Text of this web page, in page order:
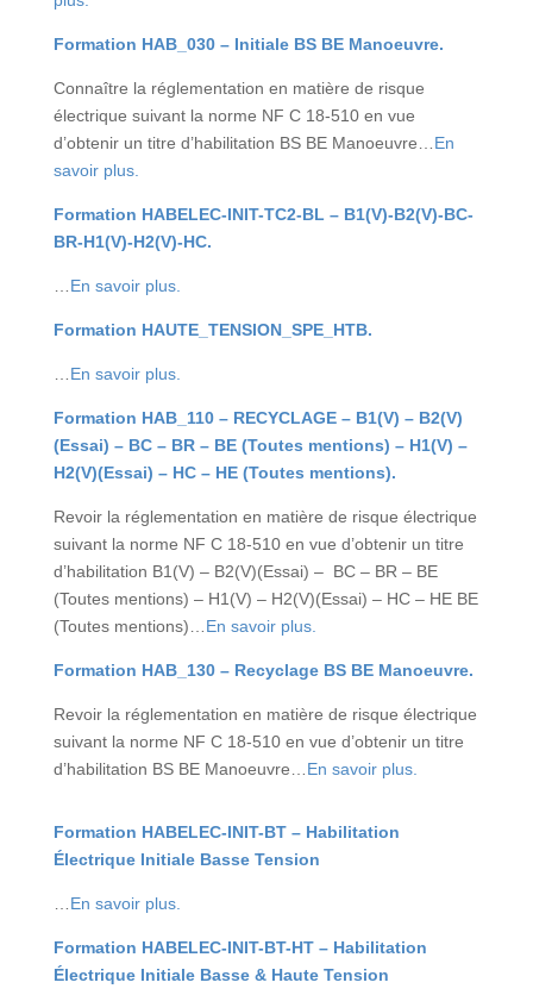
Formation HAB_030 – Initiale BS BE Manoeuvre.
Connaître la réglementation en matière de risque
électrique suivant la norme NF C 18-510 en vue
d’obtenir un titre d’habilitation BS BE Manoeuvre… En
savoir plus.
Formation HABELEC-INIT-TC2-BL – B1(V)-B2(V)-BC-
BR-H1(V)-H2(V)-HC.
En savoir plus.
Formation HAUTE_TENSION_SPE_HTB.
En savoir plus.
Formation HAB_110 – RECYCLAGE – B1(V) – B2(V)
(Essai) – BC – BR – BE (Toutes mentions) – H1(V) –
H2(V)(Essai) – HC – HE (Toutes mentions).
Revoir la réglementation en matière de risque électrique
suivant la norme NF C 18-510 en vue d’obtenir un titre
d’habilitation B1(V) – B2(V)(Essai) – BC – BR – BE
(Toutes mentions) – H1(V) – H2(V)(Essai) – HC – HE BE
(Toutes mentions)… En savoir plus.
Formation HAB_130 – Recyclage BS BE Manoeuvre.
Revoir la réglementation en matière de risque électrique
suivant la norme NF C 18-510 en vue d’obtenir un titre
d’habilitation BS BE Manoeuvre… En savoir plus.
Formation HABELEC-INIT-BT – Habilitation
Électrique Initiale Basse Tension
En savoir plus.
Formation HABELEC-INIT-BT-HT – Habilitation
Électrique Initiale Basse & Haute Tension